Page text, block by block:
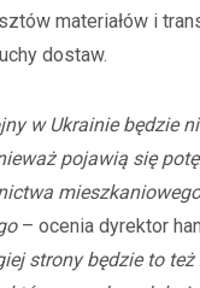
materiałów i
dostaw.
w Ukrainie będzie
pojawią się
mieszkaniowego
– ocenia dyrektor
strony będzie to